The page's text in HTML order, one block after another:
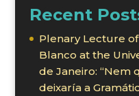
Recent
Plenary Lecture
Blanco at the
de Janeiro: “Nem
deixaría a